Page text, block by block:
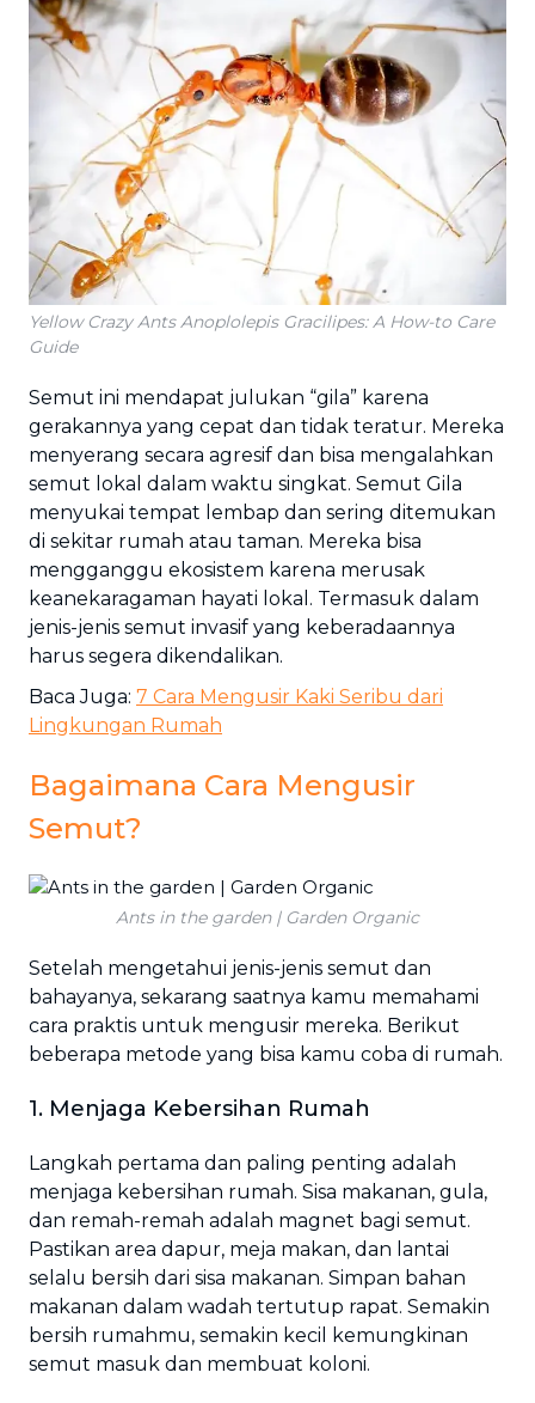
Yellow Crazy Ants Anoplolepis Gracilipes: A How-to Care
Guide
Semut ini mendapat julukan “gila” karena
gerakannya yang cepat dan tidak teratur. Mereka
menyerang secara agresif dan bisa mengalahkan
semut lokal dalam waktu singkat. Semut Gila
menyukai tempat lembap dan sering ditemukan
di sekitar rumah atau taman. Mereka bisa
mengganggu ekosistem karena merusak
keanekaragaman hayati lokal. Termasuk dalam
jenis-jenis semut invasif yang keberadaannya
harus segera dikendalikan.
Baca Juga: 7 Cara Mengusir Kaki Seribu dari
Lingkungan Rumah
Bagaimana Cara Mengusir
Semut?
Ants in the garden | Garden Organic
Setelah mengetahui jenis-jenis semut dan
bahayanya, sekarang saatnya kamu memahami
cara praktis untuk mengusir mereka. Berikut
beberapa metode yang bisa kamu coba di rumah.
1. Menjaga Kebersihan Rumah
Langkah pertama dan paling penting adalah
menjaga kebersihan rumah. Sisa makanan, gula,
dan remah-remah adalah magnet bagi semut.
Pastikan area dapur, meja makan, dan lantai
selalu bersih dari sisa makanan. Simpan bahan
makanan dalam wadah tertutup rapat. Semakin
bersih rumahmu, semakin kecil kemungkinan
semut masuk dan membuat koloni.